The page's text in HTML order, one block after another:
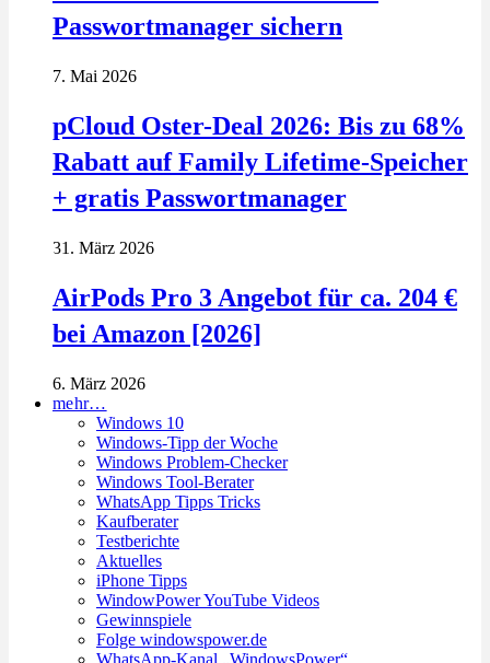
Passwortmanager sichern
7. Mai 2026
pCloud Oster-Deal 2026: Bis zu 68%
Rabatt auf Family Lifetime-Speicher
+ gratis Passwortmanager
31. März 2026
AirPods Pro 3 Angebot für ca. 204 €
bei Amazon [2026]
6. März 2026
mehr…
Windows 10
Windows-Tipp der Woche
Windows Problem-Checker
Windows Tool-Berater
WhatsApp Tipps Tricks
Kaufberater
Testberichte
Aktuelles
iPhone Tipps
WindowPower YouTube Videos
Gewinnspiele
Folge windowspower.de
WhatsApp-Kanal „WindowsPower“